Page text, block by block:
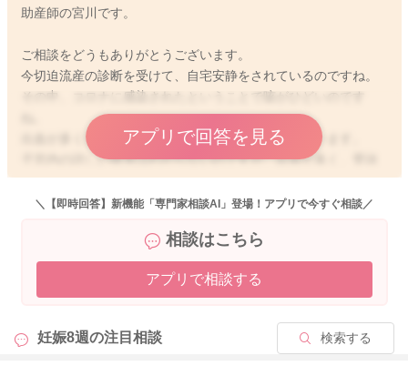
助産師の宮川です。
ご相談をどうもありがとうございます。
今切迫流産の診断を受けて、自宅安静をされているのですね。
その中、コロナに感染されたということで咳がひどいのです
出血が多くなっているということで、ご不安だと思います。
子宮内の詳しい状況はわからないのですが、出血が多く、受診
をされた時よりも出血の量は少しは少なくなっているのでしょ
うか？
はっきりと出血の原因はわからないということになるのかなと
思います。
が、その方の赤ちゃんはしがみついて、妊娠継続されて、元気
にうまれていたこともあります。
アプリで回答を見る
＼【即時回答】新機能「専門家相談AI」登場！アプリで今すぐ相談／
相談はこちら
アプリで相談する
妊娠8週の注目相談 検索する